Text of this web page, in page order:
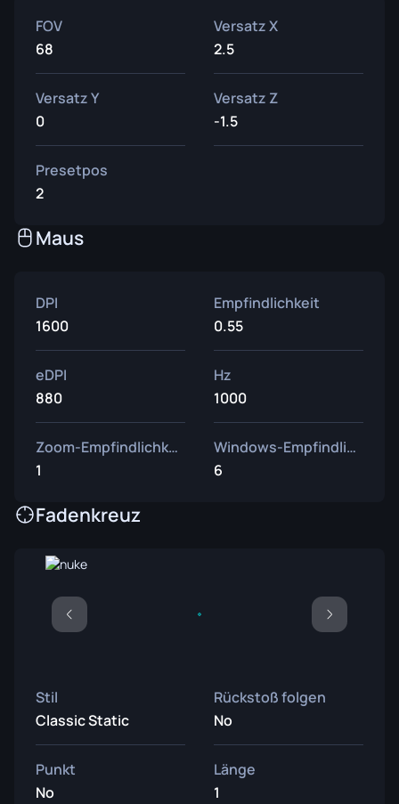
FOV
68
Versatz X
2.5
Versatz Y
0
Versatz Z
-1.5
Presetpos
2
Maus
DPI
1600
Empfindlichkeit
0.55
eDPI
880
Hz
1000
Zoom-Empfindlichkeit
1
Windows-Empfindlichkeit
6
Fadenkreuz
Stil
Classic Static
Rückstoß folgen
No
Punkt
No
Länge
1